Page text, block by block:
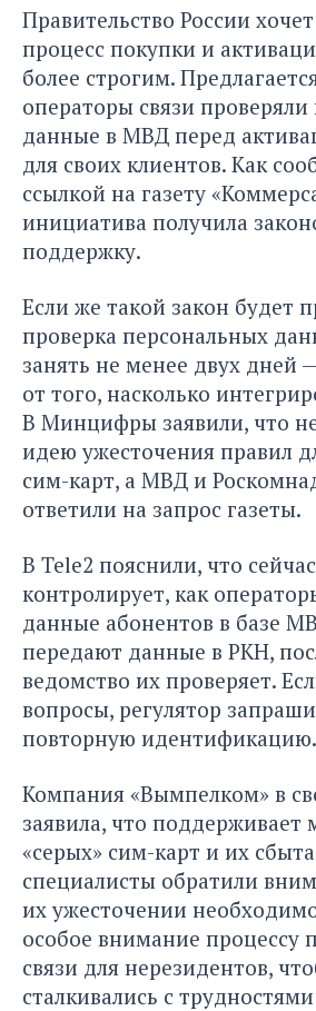
Правительство России
процесс покупки и
более строгим.
операторы связи
данные в МВД перед
для своих клиентов. Как
ссылкой на газету
инициатива получила
поддержку.
Если же такой закон будет
проверка персональных
занять не менее двух дней
от того, насколько
В Минцифры заявили, что
идею ужесточения правил
сим-карт, а МВД и
ответили на запрос газеты.
В Tele2 пояснили, что
контролирует, как
данные абонентов в базе
передают данные в РКН,
ведомство их проверяет.
вопросы, регулятор
повторную идентификацию.
Компания «Вымпелком» в
заявила, что поддерживает
«серых» сим-карт и их
специалисты обратили
их ужесточении
особое внимание процессу
связи для нерезидентов,
сталкивались с